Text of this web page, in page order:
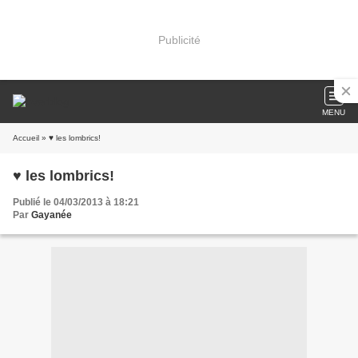
Publicité
MENU
Accueil » ♥ les lombrics!
♥ les lombrics!
Publié le 04/03/2013 à 18:21
Par Gayanée